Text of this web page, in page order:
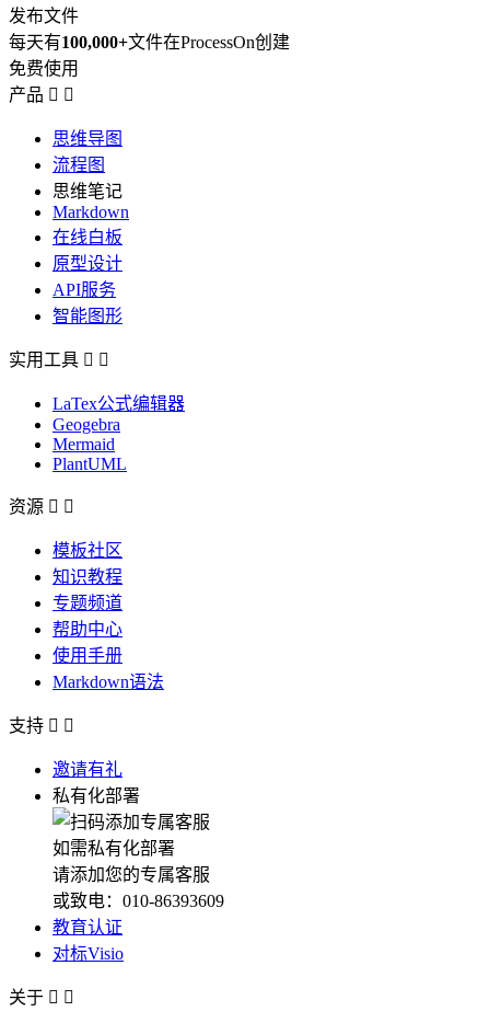
发布文件
每天有100,000+文件在ProcessOn创建
免费使用
产品  
思维导图
流程图
思维笔记
Markdown
在线白板
原型设计
API服务
智能图形
实用工具  
LaTex公式编辑器
Geogebra
Mermaid
PlantUML
资源  
模板社区
知识教程
专题频道
帮助中心
使用手册
Markdown语法
支持  
邀请有礼
私有化部署
如需私有化部署
请添加您的专属客服
或致电：010-86393609
教育认证
对标Visio
关于  